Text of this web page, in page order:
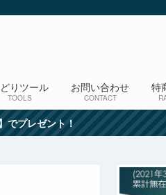
りツール
TOOLS
お問い合わせ
CONTACT
特
でプレゼント！